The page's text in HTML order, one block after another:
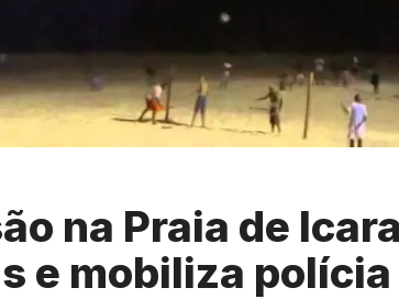
na Praia de
e mobiliza polícia